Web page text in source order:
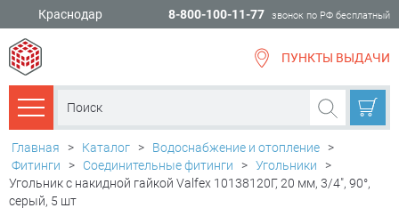
Краснодар 8-800-100-11-77 звонок по РФ бесплатный
ПУНКТЫ ВЫДАЧИ
Каталог товаров
Главная > Каталог > Водоснабжение и отопление >
Фитинги
> Соединительные фитинги > Угольники
>
Угольник с накидной гайкой Valfex 10138120Г, 20 мм, 3/4", 90°,
серый, 5 шт